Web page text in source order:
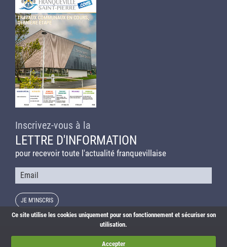
Ce site utilise les cookies uniquement pour son fonctionnement et sécuriser son
utilisation.
Accepter
Inscrivez-vous à la
LETTRE D'INFORMATION
pour recevoir toute l'actualité franquevillaise
Courriel
Liens utiles